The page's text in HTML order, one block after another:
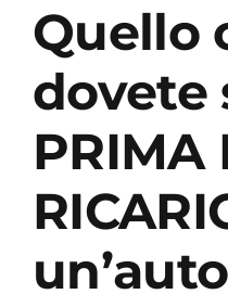
Studi
Analisi
Quello
dovete
PRIMA